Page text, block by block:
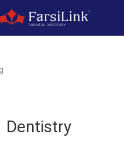
Dentistry